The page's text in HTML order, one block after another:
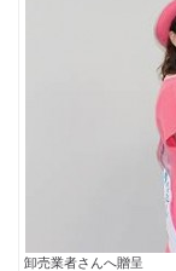
卸売業者さんへ贈呈